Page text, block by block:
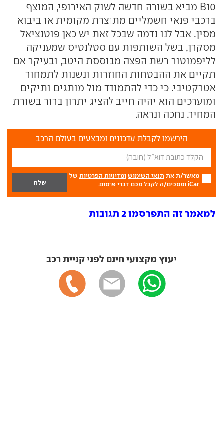
B10 מביא בשורה חדשה לשוק האירופי, המוצף
ברכבי פנאי חשמליים מתוצרת מקומית או ביבוא
מסין. אבל לנו נדמה שבכל זאת יש כאן פוטנציאל
מסקרן, בשל השותפות עם סטלנטיס שמעניקה
לליפמוטור רשת הפצה מבוססת היטב, ובעיקר אם
תקיים את ההבטחות החוזרות ונשנות לתמחור
אטרקטיבי. כי כדי להתמודד מול מותגים ותיקים
ומוערכים הוא יהיה חייב להציג יתרון ברור בשורת
המחיר. נחכה ונראה.
הירשמו לקבלת עדכונים ומבצעים בעולם הרכב
מאשר/ת את תנאי השימוש ומדיניות הפרטיות של
iCar ומסכים/ה לקבל מכם דברי פרסום.
למאמר זה התפרסמו 2 תגובות
יעוץ מקצועי חינם לפני קניית רכב